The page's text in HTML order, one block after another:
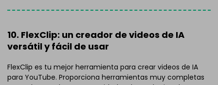
10. FlexClip: un creador de videos de IA
versátil y fácil de usar
FlexClip es tu mejor herramienta para crear videos de IA
para YouTube. Proporciona herramientas muy completas